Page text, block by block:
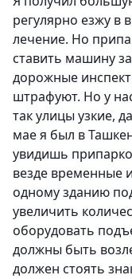
регулярно езжу в
лечение. Но
ставить машину
дорожные
штрафуют. Но у
так улицы узкие,
мае я был в
увидишь
везде временные
одному зданию
увеличить
оборудовать
должны быть
должен стоять